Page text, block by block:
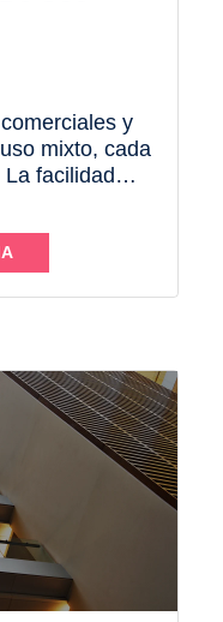
y
mixto, cada
facilidad
influye
su